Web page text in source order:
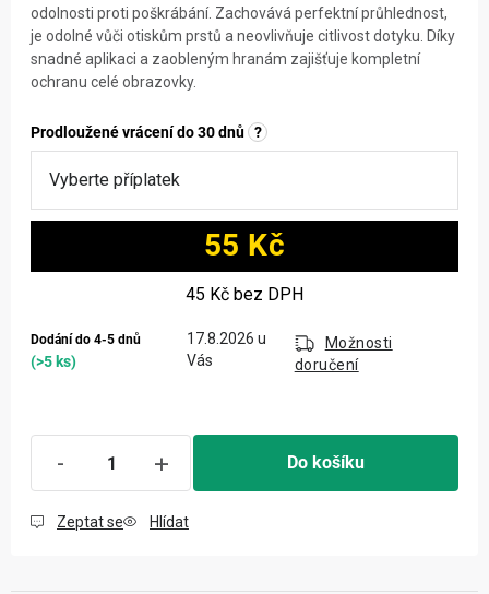
odolnosti proti poškrábání. Zachovává perfektní průhlednost,
je odolné vůči otiskům prstů a neovlivňuje citlivost dotyku. Díky
snadné aplikaci a zaobleným hranám zajišťuje kompletní
ochranu celé obrazovky.
Prodloužené vrácení do 30 dnů ?
55 Kč
45 Kč bez DPH
Dodání do 4-5 dnů
(>5 ks)
17.8.2026
Možnosti
doručení
Do košíku
Zeptat se Hlídat